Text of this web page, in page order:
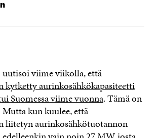
uutisoi viime viikolla, että
kytketty aurinkosähkökapasiteetti
Suomessa viime vuonna. Tämä on
kun kuulee, että
liitetyn aurinkosähkötuotannon